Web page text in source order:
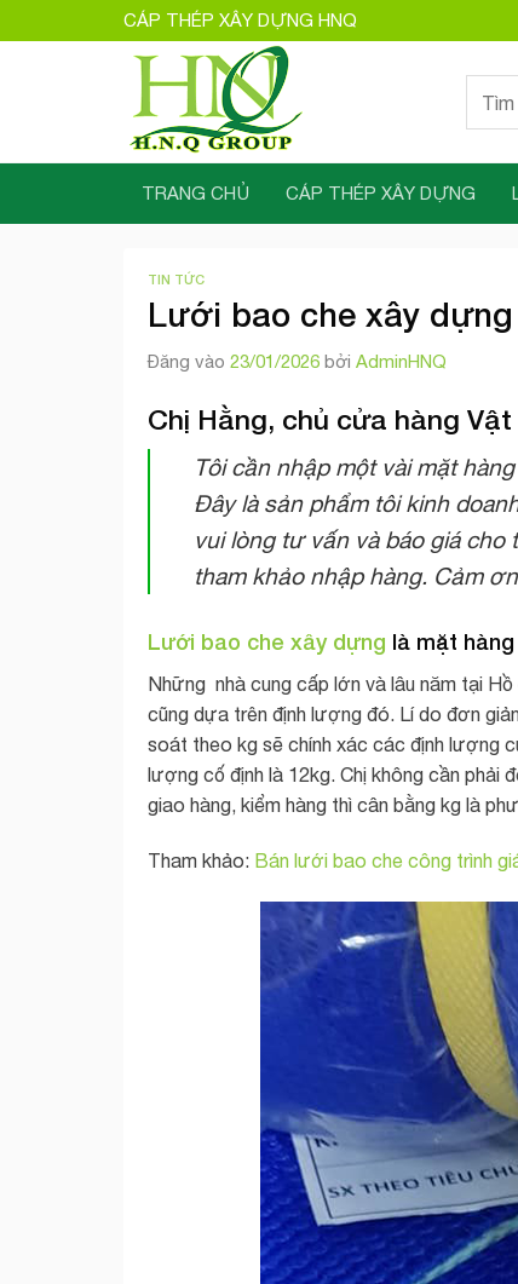
qua
CÁP THÉP XÂY DỰNG HNQ
Tìm
TRANG CHỦ CÁP THÉP XÂY DỰNG
TIN TỨC
Lưới bao che xây
Đăng vào 23/01/2026 bởi AdminHNQ
Chị Hằng, chủ cửa hàng
Tôi cần nhập một vài mặt hàng
Đây là sản phẩm tôi kinh
vui lòng tư vấn và báo giá
tham khảo nhập hàng. Cảm
Lưới bao che xây dựng là mặt
Những nhà cung cấp lớn và lâu năm tại
cũng dựa trên định lượng đó. Lí do đơn
soát theo kg sẽ chính xác các định lượng
lượng cố định là 12kg. Chị không cần
giao hàng, kiểm hàng thì cân bằng kg là
Tham khảo: Bán lưới bao che công trình